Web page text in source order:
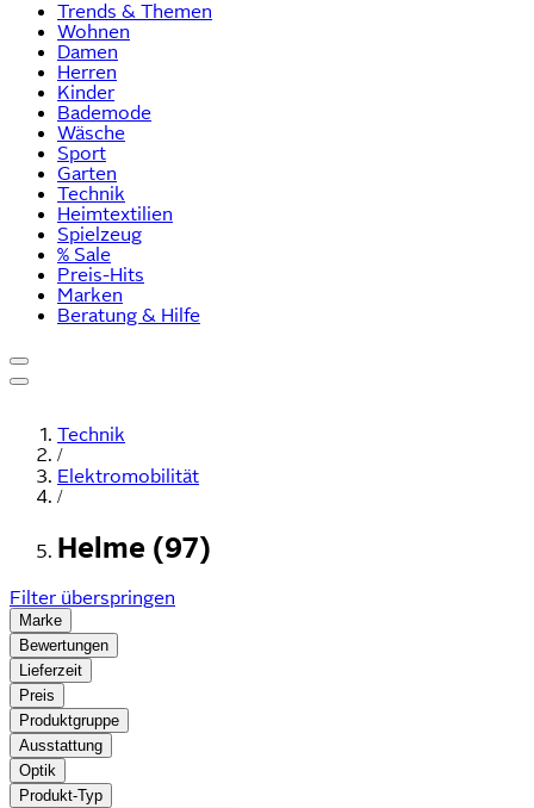
Trends & Themen
Wohnen
Damen
Herren
Kinder
Bademode
Wäsche
Sport
Garten
Technik
Heimtextilien
Spielzeug
% Sale
Preis-Hits
Marken
Beratung & Hilfe
Technik
/
Elektromobilität
/
Helme (97)
Filter überspringen
Marke
Bewertungen
Lieferzeit
Preis
Produktgruppe
Ausstattung
Optik
Produkt-Typ